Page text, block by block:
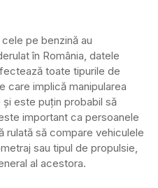
pe benzină au
în România, datele
toate tipurile de
care implică manipularea
este puțin probabil să
important ca persoanele
rulată să compare vehiculele
sau tipul de propulsie,
al acestora.